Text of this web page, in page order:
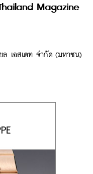
Magazine
ล เอสเตท จำกัด (มหาชน)